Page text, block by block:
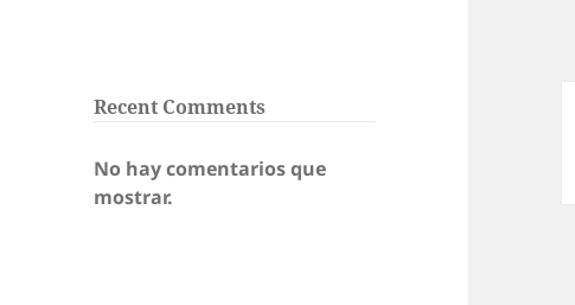
Recent Comments
No hay comentarios que
mostrar.